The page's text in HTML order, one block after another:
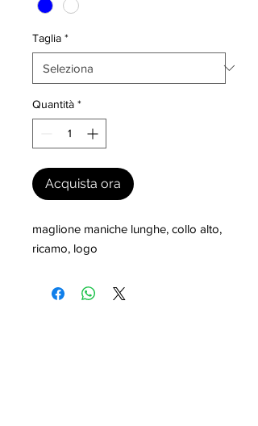
Taglia *
Quantità *
Acquista ora
maglione maniche lunghe, collo alto,
ricamo, logo